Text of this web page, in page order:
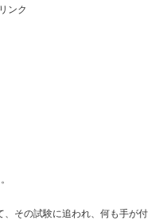
ンク
、その試験に追われ、何も手が付